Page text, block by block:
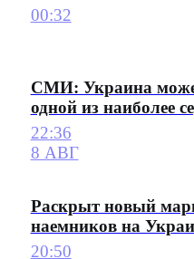
00:32
СМИ: Украина
одной из наиболее
22:36
8 АВГ
Раскрыт новый
наемников на
20:50